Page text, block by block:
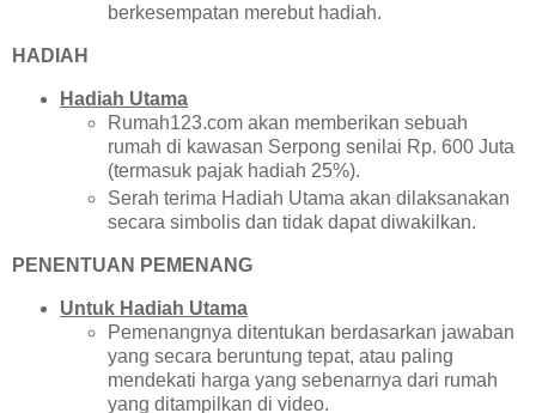
berkesempatan merebut hadiah.
HADIAH
Hadiah Utama
Rumah123.com akan memberikan sebuah
rumah di kawasan Serpong senilai Rp. 600 Juta
(termasuk pajak hadiah 25%).
Serah terima Hadiah Utama akan dilaksanakan
secara simbolis dan tidak dapat diwakilkan.
PENENTUAN PEMENANG
Untuk Hadiah Utama
Pemenangnya ditentukan berdasarkan jawaban
yang secara beruntung tepat, atau paling
mendekati harga yang sebenarnya dari rumah
yang ditampilkan di video.